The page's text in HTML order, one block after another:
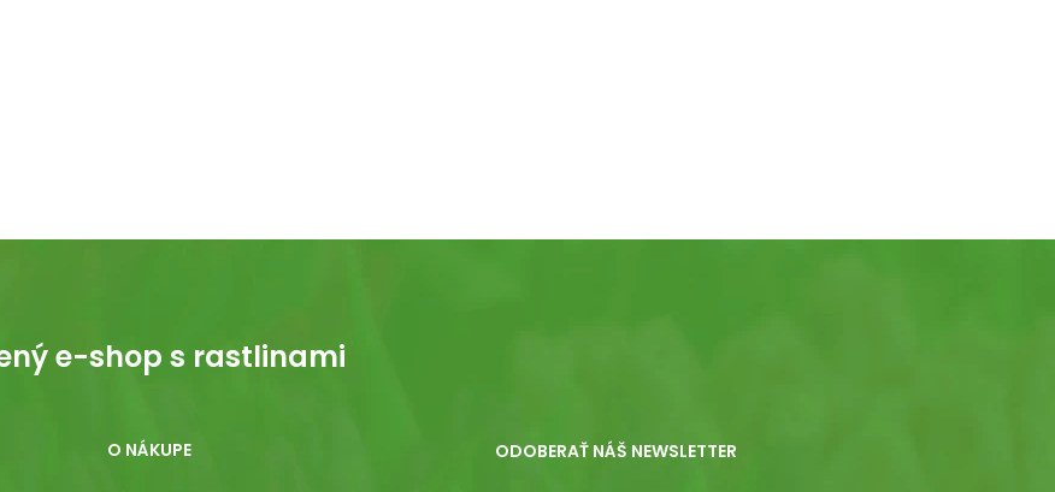
e-shop s rastlinami
O NÁKUPE ODOBERAŤ NÁŠ NEWSLETTER